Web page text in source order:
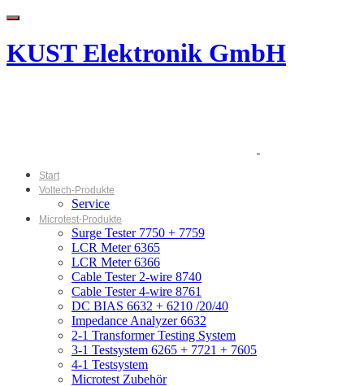
Menu
KUST Elektronik GmbH
Start
Voltech-Produkte
Service
Microtest-Produkte
Surge Tester 7750 + 7759
LCR Meter 6365
LCR Meter 6366
Cable Tester 2-wire 8740
Cable Tester 4-wire 8761
DC BIAS 6632 + 6210 /20/40
Impedance Analyzer 6632
2-1 Transformer Testing System
3-1 Testsystem 6265 + 7721 + 7605
4-1 Testsystem
Microtest Zubehör